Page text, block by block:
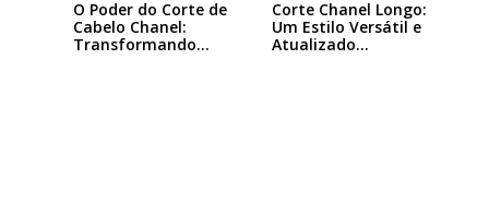
O Poder do Corte de
Cabelo Chanel:
Transformando
Corte Chanel Longo:
Um Estilo Versátil e
Atualizado…